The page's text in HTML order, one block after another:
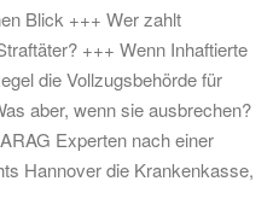
Blick +++ Wer zahlt
+++ Wenn Inhaftierte
die Vollzugsbehörde für
aber, wenn sie ausbrechen?
Experten nach einer
Hannover die Krankenkasse,